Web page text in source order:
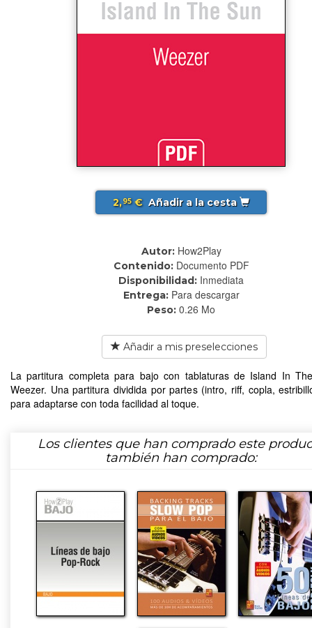
2,95€ Añadir a la cesta
Autor: How2Play
Contenido: Documento PDF
Disponibilidad: Inmediata
Entrega: Para descargar
Peso: 0.26 Mo
Añadir a mis preselecciones
La partitura completa para bajo con tablaturas de Island In
Weezer. Una partitura dividida por partes (intro, riff, copla,
para adaptarse con toda facilidad al toque.
Los clientes que han comprado este
también han comprado: